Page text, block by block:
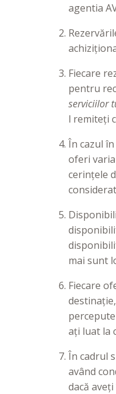
agentia
Fiecare
pentru
serviciilor
l remiteți
În cazul
oferi
cerințele
mai sunt
Fiecare
ați luat la
În cadrul
având
dacă